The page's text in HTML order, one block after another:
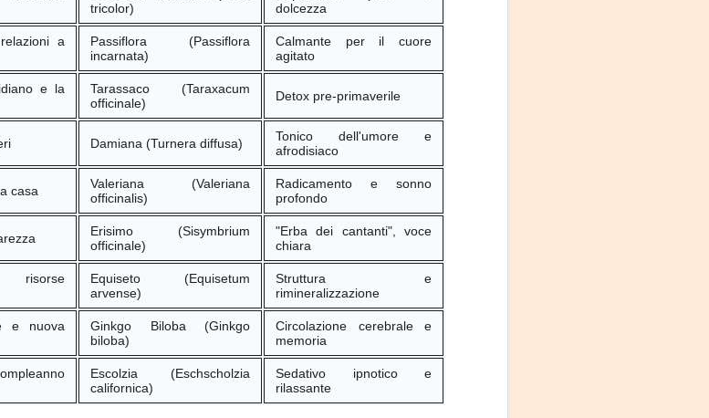
tricolor)
dolcezza
a
Passiflora (Passiflora
incarnata)
Calmante per il cuore
agitato
e la
Tarassaco (Taraxacum
officinale)
Detox pre-primaverile
Damiana (Turnera diffusa)
Tonico dell'umore e
afrodisiaco
casa
Valeriana (Valeriana
officinalis)
Radicamento e sonno
profondo
Erisimo (Sisymbrium
officinale)
"Erba dei cantanti", voce
chiara
risorse
Equiseto (Equisetum
arvense)
Struttura e
rimineralizzazione
e nuova
Ginkgo Biloba (Ginkgo
biloba)
Circolazione cerebrale e
memoria
Escolzia (Eschscholzia
californica)
Sedativo ipnotico e
rilassante
5025 Spawn (スポーン)
Entertainment America 1999
All rights reserved
5024 Harry potter and sorcered stone
・アンド・ソーサーレッド・ストー
All rights reserved